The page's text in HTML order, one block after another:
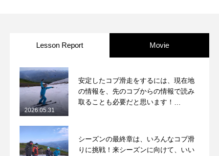
Lesson Report Movie
安定したコブ滑走をするには、現在地
の情報を、先のコブからの情報で読み
取ることも必要だと思います！
2026.05.31
シーズンの最終章は、いろんなコブ滑
りに挑戦！来シーズンに向けて、いい